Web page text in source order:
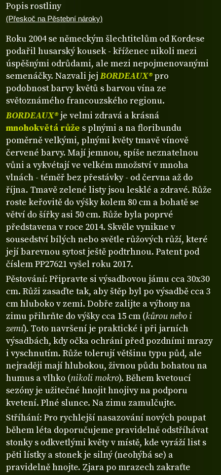
Popis rostliny
(Přeskoč na Pěstební nároky)
Roku 2004 se německým šlechtitelům od Kordese
podařil husarský kousek - kříženec nikoli mezi
úspěšnými odrůdami, ale mezi nepojmenovanými
semenáčky. Nazvali jej BORDEAUX®pro
podobnost barvy květů s barvou vína ze
světoznámého francouzského regionu.
BORDEAUX®je velmi zdravá a krásná
mnohokvětá růže s plnými a na floribundu
poměrně velkými, plnými květy tmavě vínově
červené barvy. Mají jemnou, spíše neznatelnou
vůni a vykvétají ve velkém množství v mnoha
vlnách - téměř bez přestávky - od června až do
října. Tmavě zelené listy jsou lesklé a zdravé. Růže
roste keřovitě do výšky kolem 80 cm a bohatě se
větví do šířky asi 50 cm. Růže byla poprvé
představena v roce 2014. Skvěle vynikne v
sousedství bílých nebo světle růžových růží, které
její barevnou sytost ještě podtrhnou. Patent pod
číslem PP27621 vyšel roku 2017.
Pěstování: Připravte si výsadbovou jámu cca 30x30
cm. Růži zasaďte tak, aby štěp byl po výsadbě cca 3
cm hluboko v zemi. Dobře zalijte a výhony na
zimu přihrňte do výšky cca 15 cm (kůrou nebo i
zemí). Toto navršení je praktické i při jarních
výsadbách, kdy očka ochrání před pozdními mrazy
i vyschnutím. Růže tolerují většinu typu půd, ale
nejraději mají hlubokou, živnou půdu bohatou na
humus a vlhko (nikoli mokro). Během kvetoucí
sezóny je užitečné hnojit hnojivy na podporu
kvetení. Plné slunce. Na zimu zamulčujte.
Stříhání: Pro rychlejší nasazování nových poupat
během léta doporučujeme pravidelně odstříhávat
stonky s odkvetlými květy v místě, kde vyráží list s
pěti lístky a stonek je silný (neohýbá se) a
pravidelně hnojte. Zjara po mrazech zakraťte